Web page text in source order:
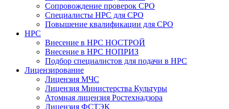
Сопровождение проверок СРО
Специалисты НРС для СРО
Повышение квалификации для СРО
НРС
Внесение в НРС НОСТРОЙ
Внесение в НРС НОПРИЗ
Подбор специалистов для подачи в НРС
Лицензирование
Лицензия МЧС
Лицензия Министерства Культуры
Атомная лицензия Ростехнадзора
Лицензия ФСТЭК